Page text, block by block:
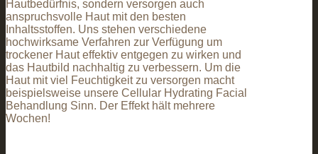
Hautbedürfnis, sondern versorgen auch
anspruchsvolle Haut mit den besten
Inhaltsstoffen. Uns stehen verschiedene
hochwirksame Verfahren zur Verfügung um
trockener Haut effektiv entgegen zu wirken und
das Hautbild nachhaltig zu verbessern. Um die
Haut mit viel Feuchtigkeit zu versorgen macht
beispielsweise unsere Cellular Hydrating Facial
Behandlung Sinn. Der Effekt hält mehrere
Wochen!